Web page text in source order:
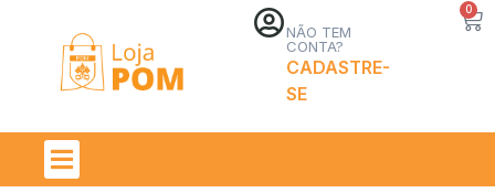
NÃO TEM
CONTA?
CADASTRE-
SE
0